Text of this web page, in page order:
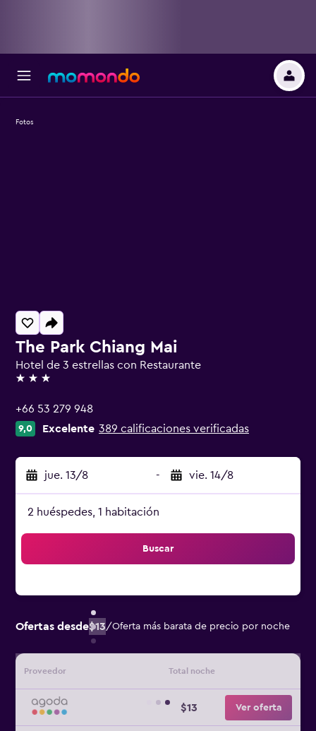
The Park Chiang Mai
Hotel de 3 estrellas con Restaurante
3 estrellas
+66 53 279 948
9,0 Excelente 389 calificaciones verificadas
jue. 13/8 - vie. 14/8
2 huéspedes, 1 habitación
Buscar
Ofertas desde$13/Oferta más barata de precio por noche
Proveedor Total noche
$13 Ver oferta
Fotos